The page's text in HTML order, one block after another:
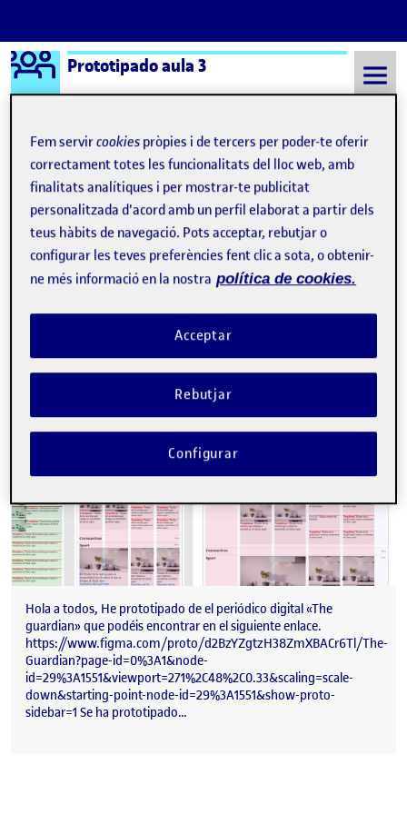
Saltar al contingut
Logo Ágora
Prototipado aula 3
Semestre 20211 - Aula 3 Irene Rodriguez Rodriguez 1209480
Irene Rodriguez
Rodriguez 1209480
Publicat per PEC 1- Deconstrucción de una interfaz gráfica
Irene Rodriguez Rodriguez 1209480
Visibilitat:
Públic-Data de publicació
20 Oct. 202120 octubre, 2021 3:12 pm
-comentariel PEC 1- Deconstrucción de una
Hola a todos, He prototipado de el periódico digital «The
guardian» que podéis encontrar en el siguiente enlace.
https://www.figma.com/proto/d2BzYZgtzH38ZmXBACr6Tl/The-
Guardian?page-id=0%3A1&node-
id=29%3A1551&viewport=271%2C48%2C0.33&scaling=scale-
down&starting-point-node-id=29%3A1551&show-proto-
sidebar=1 Se ha prototipado…
Fem servircookies pròpies i de tercers per poder-te oferir
correctament totes les funcionalitats del lloc web, amb
finalitats analítiques i per mostrar-te publicitat
personalitzada d'acord amb un perfil elaborat a partir dels
teus hàbits de navegació. Pots acceptar, rebutjar o
configurar les teves preferències fent clic a sota, o obtenir-
ne més informació en la nostra política de cookies.
Rebutjar
Acceptar
Configurar